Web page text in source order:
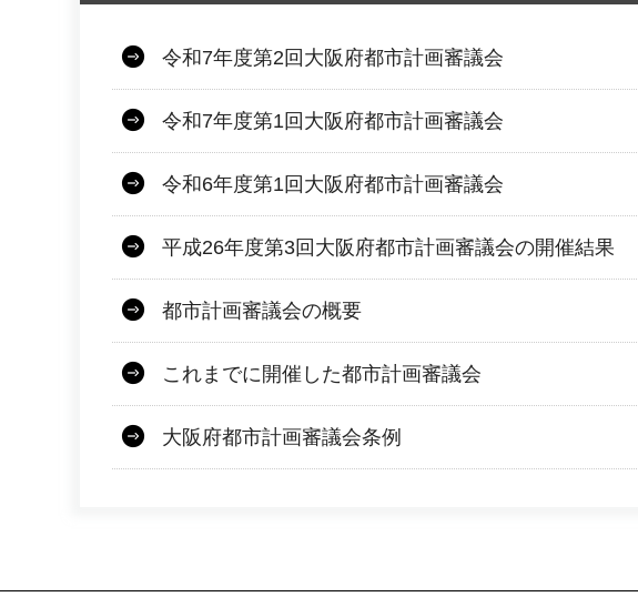
令和7年度第2回大阪府都市計画審議会
令和7年度第1回大阪府都市計画審議会
令和6年度第1回大阪府都市計画審議会
平成26年度第3回大阪府都市計画審議会の開催結果
都市計画審議会の概要
これまでに開催した都市計画審議会
大阪府都市計画審議会条例